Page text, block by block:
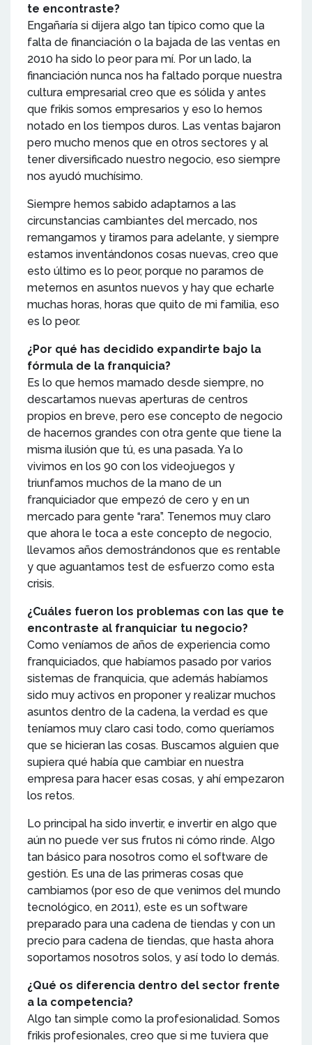
te encontraste?
Engañaría si dijera algo tan típico como que la
falta de financiación o la bajada de las ventas en
2010 ha sido lo peor para mí. Por un lado, la
financiación nunca nos ha faltado porque nuestra
cultura empresarial creo que es sólida y antes
que frikis somos empresarios y eso lo hemos
notado en los tiempos duros. Las ventas bajaron
pero mucho menos que en otros sectores y al
tener diversificado nuestro negocio, eso siempre
nos ayudó muchísimo.
Siempre hemos sabido adaptarnos a las
circunstancias cambiantes del mercado, nos
remangamos y tiramos para adelante, y siempre
estamos inventándonos cosas nuevas, creo que
esto último es lo peor, porque no paramos de
meternos en asuntos nuevos y hay que echarle
muchas horas, horas que quito de mi familia, eso
es lo peor.
¿Por qué has decidido expandirte bajo la
fórmula de la franquicia?
Es lo que hemos mamado desde siempre, no
descartamos nuevas aperturas de centros
propios en breve, pero ese concepto de negocio
de hacernos grandes con otra gente que tiene la
misma ilusión que tú, es una pasada. Ya lo
vivimos en los 90 con los videojuegos y
triunfamos muchos de la mano de un
franquiciador que empezó de cero y en un
mercado para gente “rara”. Tenemos muy claro
que ahora le toca a este concepto de negocio,
llevamos años demostrándonos que es rentable
y que aguantamos test de esfuerzo como esta
crisis.
¿Cuáles fueron los problemas con las que te
encontraste al franquiciar tu negocio?
Como veníamos de años de experiencia como
franquiciados, que habíamos pasado por varios
sistemas de franquicia, que además habíamos
sido muy activos en proponer y realizar muchos
asuntos dentro de la cadena, la verdad es que
teníamos muy claro casi todo, como queríamos
que se hicieran las cosas. Buscamos alguien que
supiera qué había que cambiar en nuestra
empresa para hacer esas cosas, y ahí empezaron
los retos.
Lo principal ha sido invertir, e invertir en algo que
aún no puede ver sus frutos ni cómo rinde. Algo
tan básico para nosotros como el software de
gestión. Es una de las primeras cosas que
cambiamos (por eso de que venimos del mundo
tecnológico, en 2011), este es un software
preparado para una cadena de tiendas y con un
precio para cadena de tiendas, que hasta ahora
soportamos nosotros solos, y así todo lo demás.
¿Qué os diferencia dentro del sector frente
a la competencia?
Algo tan simple como la profesionalidad. Somos
frikis profesionales, creo que si me tuviera que